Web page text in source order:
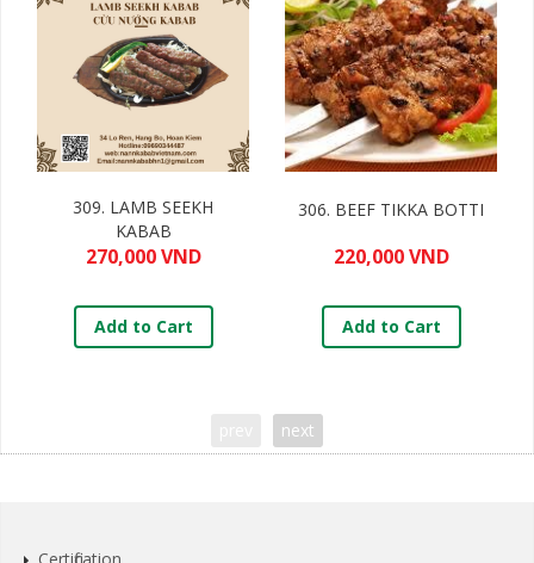
309. LAMB SEEKH
KABAB
270,000 VND
Add to Cart
306. BEEF TIKKA BOTTI
220,000 VND
Add to Cart
next
Certification